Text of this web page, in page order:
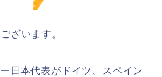
ざいます。
日本代表がドイツ、スペイン